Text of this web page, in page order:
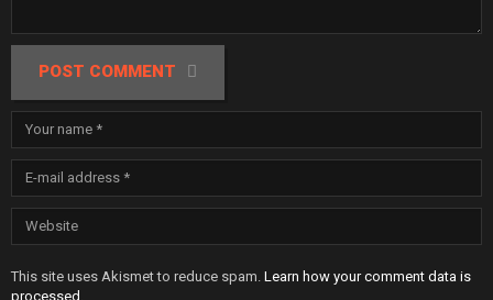
POST COMMENT
This site uses Akismet to reduce spam. Learn how your comment data is
processed